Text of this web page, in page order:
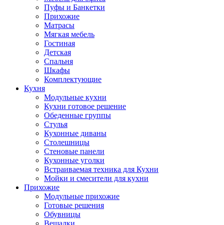
Пуфы и Банкетки
Прихожие
Матрасы
Мягкая мебель
Гостиная
Детская
Спальня
Шкафы
Комплектующие
Кухня
Модульные кухни
Кухни готовое решение
Обеденные группы
Стулья
Кухонные диваны
Столешницы
Стеновые панели
Кухонные уголки
Встраиваемая техника для Кухни
Мойки и смесители для кухни
Прихожие
Модульные прихожие
Готовые решения
Обувницы
Вешалки